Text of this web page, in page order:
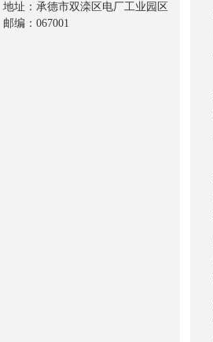
地址：承德市双滦区电厂工业园区
邮编：067001